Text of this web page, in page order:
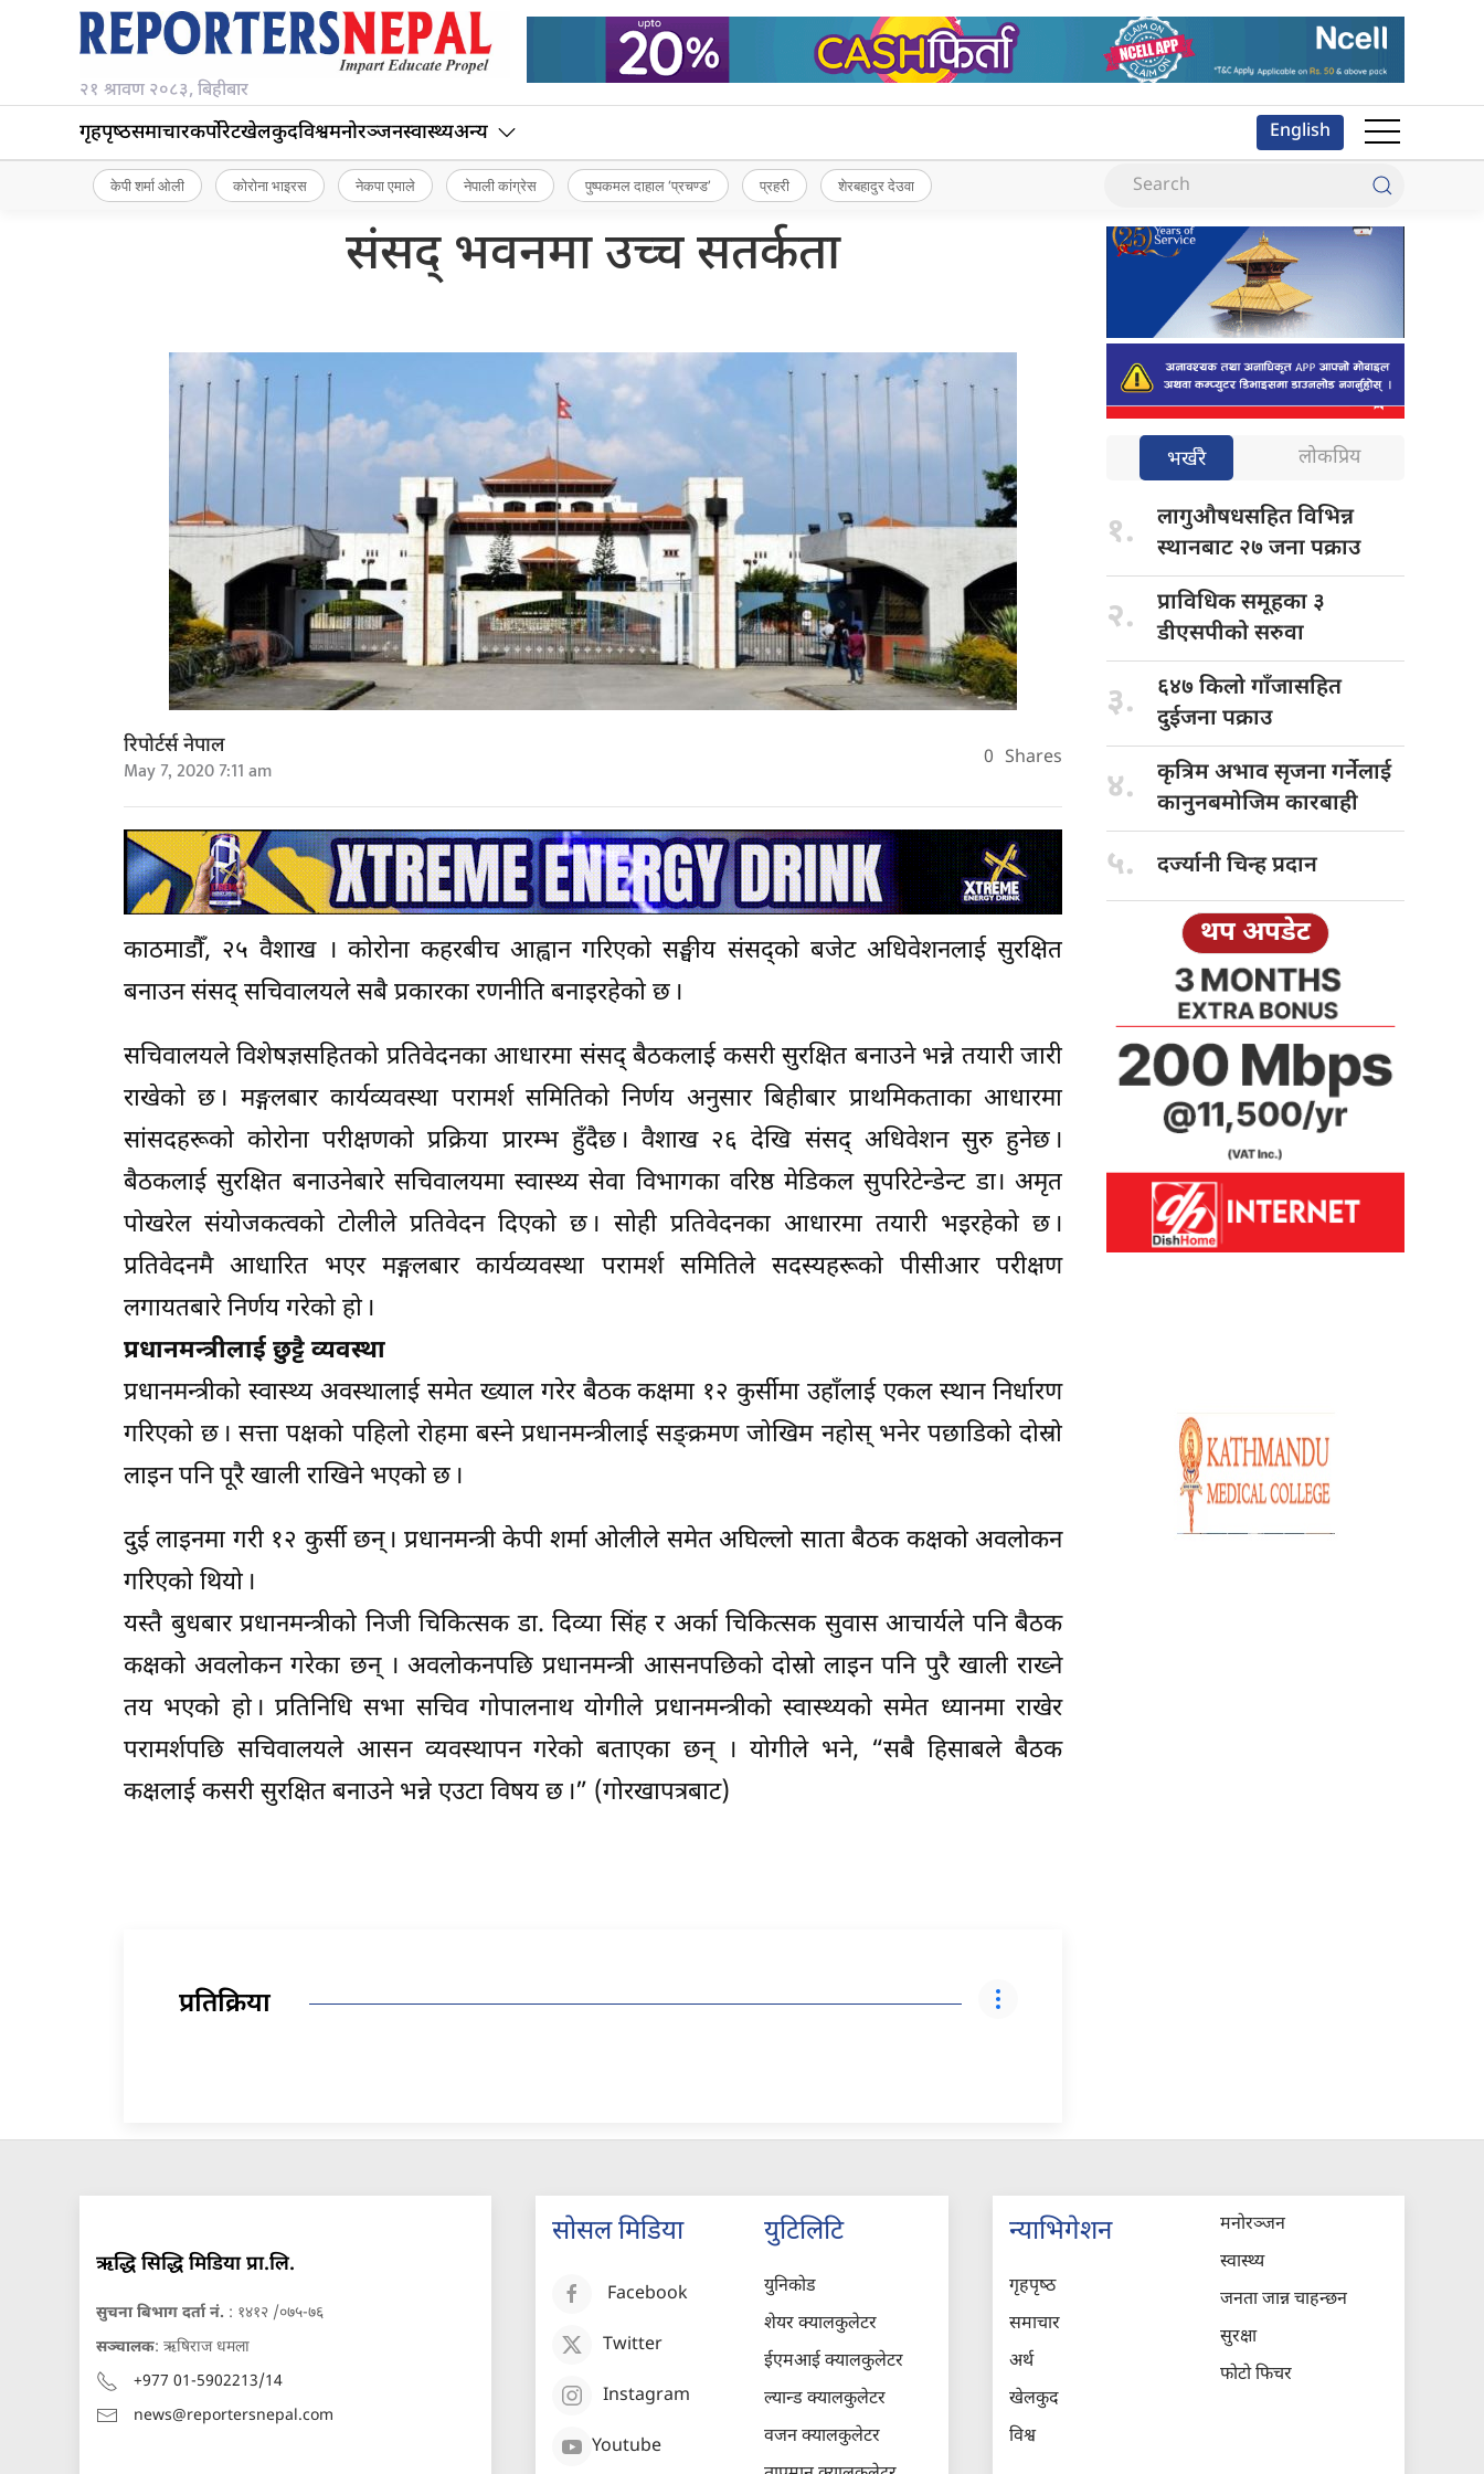
२१ श्रावण २०८३, बिहीबार
गृहपृष्‍ठसमाचारकर्पोरेटखेलकुदविश्वमनोरञ्जनस्वास्थ्यअन्य English
केपी शर्मा ओली कोरोना भाइरस नेकपा एमाले नेपाली कांग्रेस पुष्पकमल दाहाल ‘प्रचण्ड’ प्रहरी शेरबहादुर देउवा
संसद् भवनमा उच्च सतर्कता
रिपोर्टर्स नेपाल
May 7, 2020 7:11 am 0 Shares
काठमाडौँ, २५ वैशाख । कोरोना कहरबीच आह्वान गरिएको सङ्घीय संसद्को बजेट अधिवेशनलाई सुरक्षित
बनाउन संसद् सचिवालयले सबै प्रकारका रणनीति बनाइरहेको छ ।
सचिवालयले विशेषज्ञसहितको प्रतिवेदनका आधारमा संसद् बैठकलाई कसरी सुरक्षित बनाउने भन्ने तयारी जारी
राखेको छ । मङ्गलबार कार्यव्यवस्था परामर्श समितिको निर्णय अनुसार बिहीबार प्राथमिकताका आधारमा
सांसदहरूको कोरोना परीक्षणको प्रक्रिया प्रारम्भ हुँदैछ । वैशाख २६ देखि संसद् अधिवेशन सुरु हुनेछ ।
बैठकलाई सुरक्षित बनाउनेबारे सचिवालयमा स्वास्थ्य सेवा विभागका वरिष्ठ मेडिकल सुपरिटेन्डेन्ट डा। अमृत
पोखरेल संयोजकत्वको टोलीले प्रतिवेदन दिएको छ । सोही प्रतिवेदनका आधारमा तयारी भइरहेको छ ।
प्रतिवेदनमै आधारित भएर मङ्गलबार कार्यव्यवस्था परामर्श समितिले सदस्यहरूको पीसीआर परीक्षण
लगायतबारे निर्णय गरेको हो ।
प्रधानमन्त्रीलाई छुट्टै व्यवस्था
प्रधानमन्त्रीको स्वास्थ्य अवस्थालाई समेत ख्याल गरेर बैठक कक्षमा १२ कुर्सीमा उहाँलाई एकल स्थान निर्धारण
गरिएको छ । सत्ता पक्षको पहिलो रोहमा बस्ने प्रधानमन्त्रीलाई सङ्क्रमण जोखिम नहोस् भनेर पछाडिको दोस्रो
लाइन पनि पूरै खाली राखिने भएको छ ।
दुई लाइनमा गरी १२ कुर्सी छन् । प्रधानमन्त्री केपी शर्मा ओलीले समेत अघिल्लो साता बैठक कक्षको अवलोकन
गरिएको थियो ।
यस्तै बुधबार प्रधानमन्त्रीको निजी चिकित्सक डा. दिव्या सिंह र अर्का चिकित्सक सुवास आचार्यले पनि बैठक
कक्षको अवलोकन गरेका छन् । अवलोकनपछि प्रधानमन्त्री आसनपछिको दोस्रो लाइन पनि पुरै खाली राख्ने
तय भएको हो । प्रतिनिधि सभा सचिव गोपालनाथ योगीले प्रधानमन्त्रीको स्वास्थ्यको समेत ध्यानमा राखेर
परामर्शपछि सचिवालयले आसन व्यवस्थापन गरेको बताएका छन् । योगीले भने, “सबै हिसाबले बैठक
कक्षलाई कसरी सुरक्षित बनाउने भन्ने एउटा विषय छ ।” (गोरखापत्रबाट)
प्रतिक्रिया
भर्खरै लोकप्रिय
१.
लागुऔषधसहित विभिन्न
स्थानबाट २७ जना पक्राउ
२. प्राविधिक समूहका ३
डीएसपीको सरुवा
३. ६४७ किलोगाँजासहित
दुईजना पक्राउ
४. कृत्रिम अभावसृजना गर्नेलाई
कानुनबमोजिम कारबाही
५. दर्ज्यानी चिन्हप्रदान
थप अपडेट
ऋद्धि सिद्धि मिडिया प्रा.लि.
सुचना बिभाग दर्ता नं. : १४१२ /०७५-७६
सञ्चालक: ऋषिराज धमला
+977 01-5902213/14
news@reportersnepal.com
सोसल मिडिया
Facebook
Twitter
Instagram
Youtube
युटिलिटि
युनिकोड
शेयर क्यालकुलेटर
ईएमआई क्यालकुलेटर
ल्यान्ड क्यालकुलेटर
वजन क्यालकुलेटर
न्याभिगेशन
गृहपृष्‍ठ
समाचार
अर्थ
खेलकुद
विश्व
मनोरञ्जन
स्वास्थ्य
जनता जान्न चाहन्छन
सुरक्षा
फोटो फिचर